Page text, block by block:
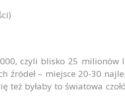
czyli blisko 25 milionów
źródeł – miejsce 20-30
też byłaby to światowa